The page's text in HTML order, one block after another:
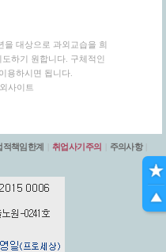
대상으로 과외교습을 희
하기 원합니다. 구체적인
용하시면 됩니다.
사이트
적책임한계 취업사기주의 주의사항